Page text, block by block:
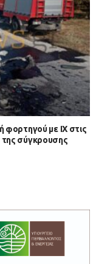
φορτηγού με ΙΧ στις
της σύγκρουσης